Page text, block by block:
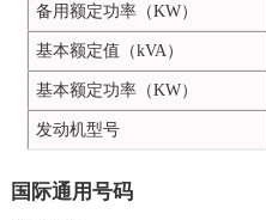
备用额定功率（KW）
基本额定值（kVA）
基本额定功率（KW）
发动机型号
国际通用号码